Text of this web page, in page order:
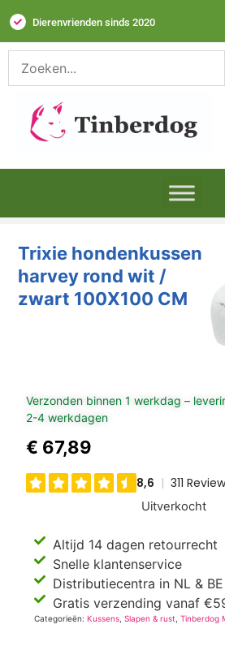
Dierenvrienden sinds 2020
Trixie hondenkussen
harvey rond wit /
zwart 100X100 CM
Verzonden binnen 1 werkdag –
2-4 werkdagen
€ 67,89
Uitverkocht
Altijd 14 dagen retourrecht
Snelle klantenservice
Distributiecentra in NL & BE
Gratis verzending vanaf
Categorieën: Kussens ,Slapen & rust ,Tinberdog